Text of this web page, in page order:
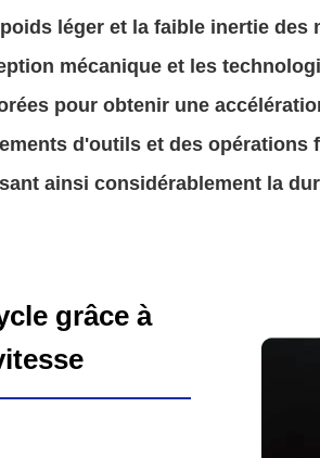
léger et la faible inertie des
mécanique et les
pour obtenir une
d'outils et des opérations
ainsi considérablement la
grâce à